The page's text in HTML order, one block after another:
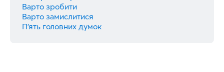
Варто зробити
Варто замислитися
П’ять головних думок